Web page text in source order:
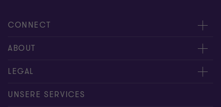
CONNECT
Kontakt
Experten
ABOUT
Über uns
Karriere
LEGAL
Impressum
UNSERE SERVICES